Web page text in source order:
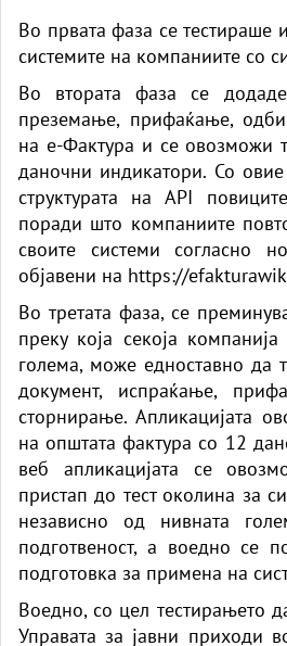
Во првата фаза се тестираше
системите на компаниите со
Во втората фаза се
преземање, прифаќање,
на е-Фактура и се овозможи
даночни индикатори. Со
структурата на API
поради што компаниите
своите системи согласно
објавени на https://
Во третата фаза, се
преку која секоја
голема, може едноставно да
документ, испраќање,
сторнирање. Апликацијата
на општата фактура со 12
веб апликацијата се
пристап до тест околина за
независно од нивната
подготвеност, а воедно се
подготовка за примена на
Воедно, со цел тестирањето
Управата за јавни приходи